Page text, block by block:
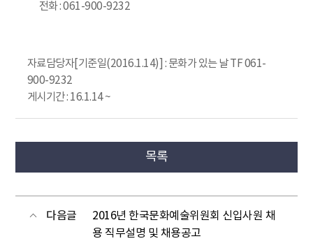
전화 : 061-900-9232
자료담당자[기준일(2016.1.14)] : 문화가 있는 날 TF 061-
900-9232
게시기간 : 16.1.14 ~
목록
다음글
2016년 한국문화예술위원회 신입사원 채
용 직무설명 및 채용공고